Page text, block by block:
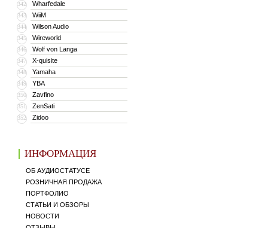
342 Wharfedale
343 WiiM
344 Wilson Audio
345 Wireworld
346 Wolf von Langa
347 X-quisite
348 Yamaha
349 YBA
350 Zavfino
351 ZenSati
352 Zidoo
ИНФОРМАЦИЯ
ОБ АУДИОСТАТУСЕ
РОЗНИЧНАЯ ПРОДАЖА
ПОРТФОЛИО
СТАТЬИ И ОБЗОРЫ
НОВОСТИ